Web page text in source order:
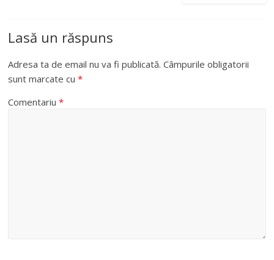
Lasă un răspuns
Adresa ta de email nu va fi publicată. Câmpurile obligatorii
sunt marcate cu*
Comentariu*